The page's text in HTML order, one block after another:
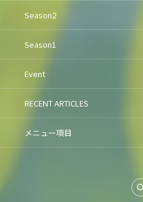
Season2
Season1
Event
RECENT ARTICLES
メニュー項目